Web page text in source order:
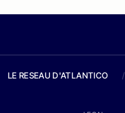
LE RESEAU D'ATLANTICO /